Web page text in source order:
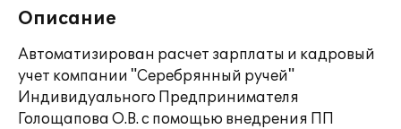
Описание
Автоматизирован расчет зарплаты и кадровый
учет компании "Серебрянный ручей"
Индивидуального Предпринимателя
Голощапова О.В. с помощью внедрения ПП